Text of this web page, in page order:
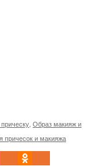
Образ макияж и
причесок и макияжа